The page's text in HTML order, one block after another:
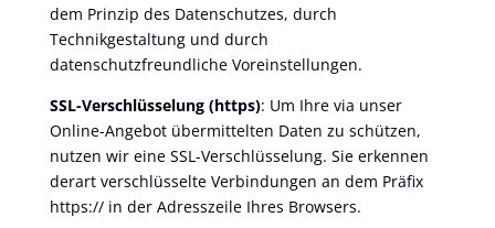
dem Prinzip des Datenschutzes, durch
Technikgestaltung und durch
datenschutzfreundliche Voreinstellungen.
SSL-Verschlüsselung (https): Um Ihre via unser
Online-Angebot übermittelten Daten zu schützen,
nutzen wir eine SSL-Verschlüsselung. Sie erkennen
derart verschlüsselte Verbindungen an dem Präfix
https:// in der Adresszeile Ihres Browsers.